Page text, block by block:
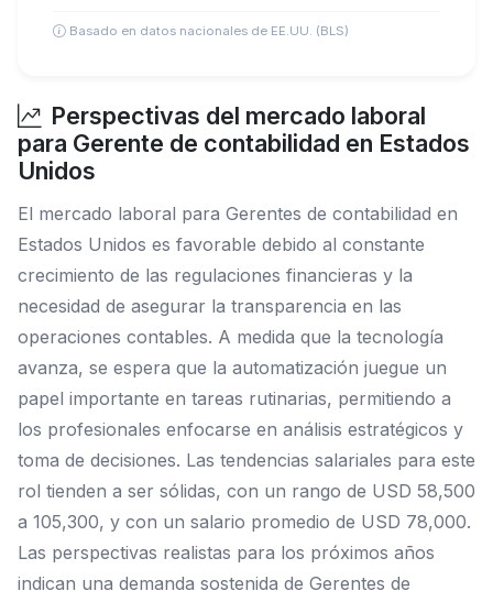
Basado en datos nacionales de EE.UU. (BLS)
Perspectivas del mercado laboral
para Gerente de contabilidad en Estados
Unidos
El mercado laboral para Gerentes de contabilidad en
Estados Unidos es favorable debido al constante
crecimiento de las regulaciones financieras y la
necesidad de asegurar la transparencia en las
operaciones contables. A medida que la tecnología
avanza, se espera que la automatización juegue un
papel importante en tareas rutinarias, permitiendo a
los profesionales enfocarse en análisis estratégicos y
toma de decisiones. Las tendencias salariales para este
rol tienden a ser sólidas, con un rango de USD 58,500
a 105,300, y con un salario promedio de USD 78,000.
Las perspectivas realistas para los próximos años
indican una demanda sostenida de Gerentes de